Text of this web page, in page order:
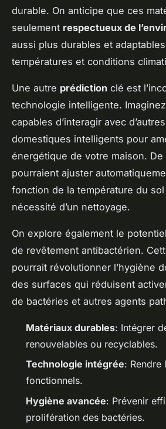
durable. On anticipe que ces
seulement respectueux de
aussi plus durables et
températures et conditions
Une autre prédiction clé est
technologie intelligente.
capables d’interagir avec
domestiques intelligents pour
énergétique de votre maison.
pourraient ajuster
fonction de la température du
nécessité d’un nettoyage.
On explore également le
de revêtement antibactérien.
pourrait révolutionner l’hygiène
des surfaces qui réduisent
de bactéries et autres agents
Matériaux durables: Intégrer
renouvelables ou recyclables.
Technologie intégrée: Rendre
fonctionnels.
Hygiène avancée: Prévenir
prolifération des bactéries.